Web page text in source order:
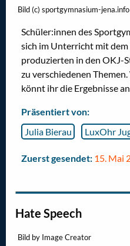
Bild (c) sportgymnasium-jena.info
Schüler:innen des
sich im Unterricht mit
produzierten in den OKJ-
zu verschiedenen
könnt ihr die Ergebnisse
Präsentiert von:
Julia Bierau
LuxOhr
Zuerst gesendet: 15. Mai
Hate Speech
Bild by Image Creator